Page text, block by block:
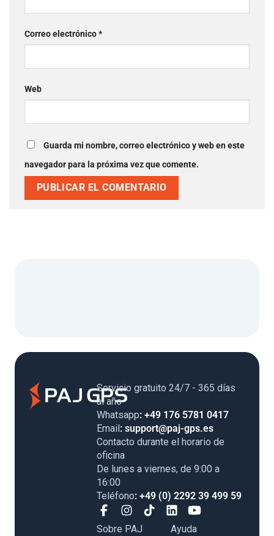
Correo electrónico*
Web
Guarda mi nombre, correo electrónico y web en este
navegador para la próxima vez que comente.
Servicio gratuito 24/7 - 365 días
al año
Whatsapp: +49 176 5781 0417
Email: support@paj-gps.es
Contacto durante el horario de
oficina
De lunes a viernes, de 9:00 a
16:00
Teléfono: +49 (0) 2292 39 499 59
Sobre PAJ
Ayuda